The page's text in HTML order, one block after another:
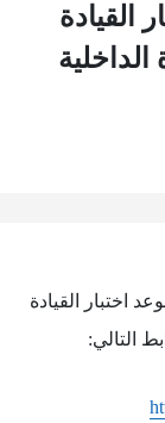
القيادة
اختبار القيادة
التالي: